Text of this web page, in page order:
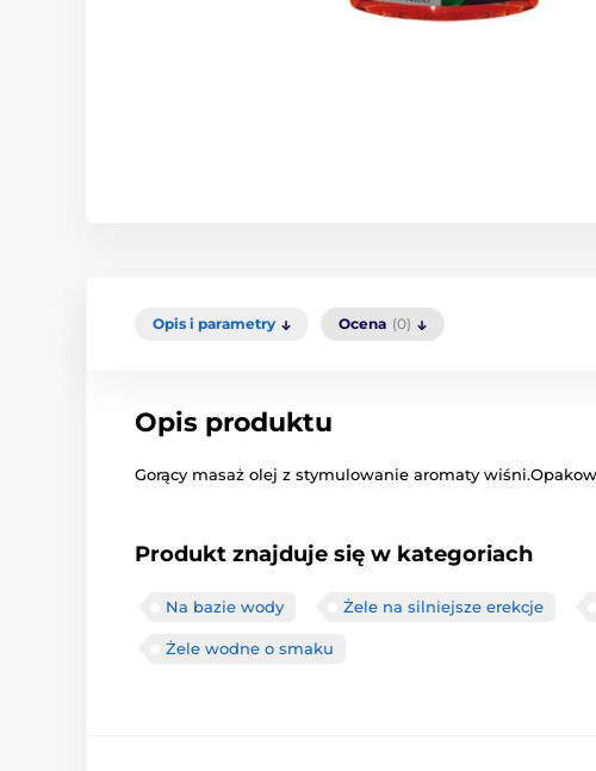
Opis i parametry Ocena (0)
Opis produktu
Gorący masaż olej z stymulowanie aromaty wiśni.
Produkt znajduje się w kategoriach
Na bazie wody Żele na silniejsze erekcje
Żele wodne o smaku